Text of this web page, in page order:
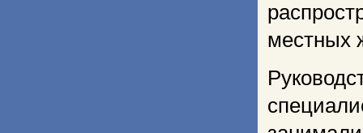
местных